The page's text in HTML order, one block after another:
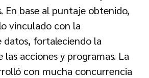
En base al puntaje obtenido,
vinculado con la
datos, fortaleciendo la
acciones y programas. La
con mucha concurrencia